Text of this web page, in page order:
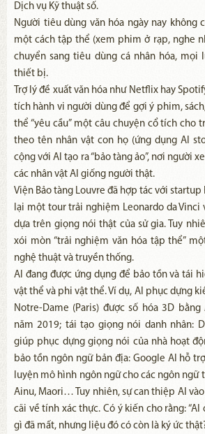
Dịch vụ Kỹ thuật số.
Người tiêu dùng văn hóa ngày nay không
một cách tập thể (xem phim ở rạp, nghe
chuyển sang tiêu dùng cá nhân hóa,
thiết bị.
Trợ lý đề xuất văn hóa như Netflix hay
tích hành vi người dùng để gợi ý phim,
thể “yêu cầu” một câu chuyện cổ tích cho
theo tên nhân vật con họ (ứng dụng AI
cộng với AI tạo ra “bảo tàng ảo”, nơi người
các nhân vật AI giống người thật.
Viện Bảo tàng Louvre đã hợp tác với startup
lại một tour trải nghiệm Leonardo da Vinci
dựa trên giọng nói thật của sử gia. Tuy
xói mòn “trải nghiệm văn hóa tập thể”
nghệ thuật và truyền thống.
AI đang được ứng dụng để bảo tồn và tái
vật thể và phi vật thể. Ví dụ, AI phục dựng
Notre-Dame (Paris) được số hóa 3D
năm 2019; tái tạo giọng nói danh nhân:
giúp phục dựng giọng nói của nhà hoạt
bảo tồn ngôn ngữ bản địa: Google AI hỗ
luyện mô hình ngôn ngữ cho các ngôn ngữ
Ainu, Maori… Tuy nhiên, sự can thiệp AI
cãi về tính xác thực. Có ý kiến cho rằng:
gì đã mất, nhưng liệu đó có còn là ký ức